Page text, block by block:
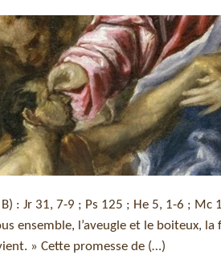
: Jr 31, 7-9 ; Ps 125 ; He 5, 1-6 ;
ensemble, l’aveugle et le boiteux, la
» Cette promesse de (…)